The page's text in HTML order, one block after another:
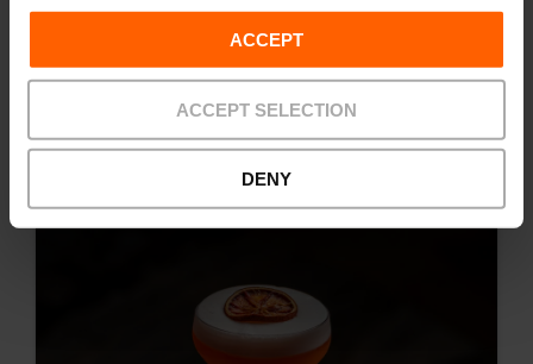
ACCEPT
ACCEPT SELECTION
DENY
Relacionados